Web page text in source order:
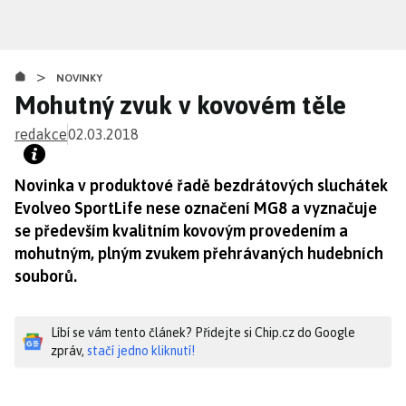
obsahu
> NOVINKY
Mohutný zvuk v kovovém těle
redakce02.03.2018
Novinka v produktové řadě bezdrátových sluchátek
Evolveo SportLife nese označení MG8 a vyznačuje
se především kvalitním kovovým provedením a
mohutným, plným zvukem přehrávaných hudebních
souborů.
Líbí se vám tento článek? Přidejte si Chip.cz do Google
zpráv, stačí jedno kliknutí!